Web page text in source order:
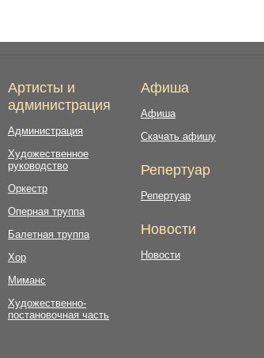
Артисты и
администрация
Администрация
Художественное
руководство
Оркестр
Оперная труппа
Балетная труппа
Хор
Миманс
Художественно-
постановочная часть
Афиша
Афиша
Скачать афишу
Репертуар
Репертуар
Новости
Новости